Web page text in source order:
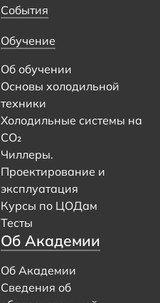
События
Обучение
Об обучении
Основы холодильной
техники
Холодильные системы на
CO₂
Чиллеры.
Проектирование и
эксплуатация
Курсы по ЦОДам
Тесты
Об Академии
Об Академии
Сведения об